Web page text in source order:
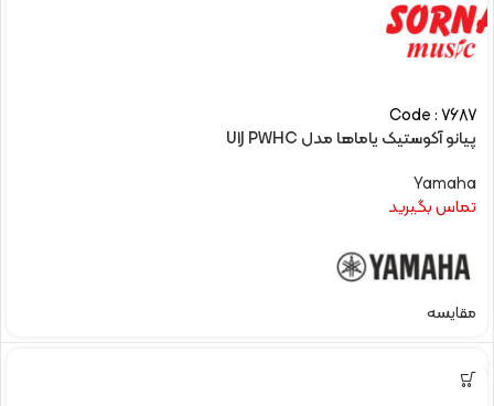
Code : 7687
پیانو آکوستیک یاماها مدل U1J PWHC
Yamaha
تماس بگیرید
مقایسه